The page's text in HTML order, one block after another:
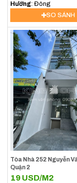
Định, Phường Bình lợi
Trung,TP.HCM
Hướng : Đông
SO SÁNH
Tòa Nhà 252 Nguyễn
Quận 2
19 USD/M2